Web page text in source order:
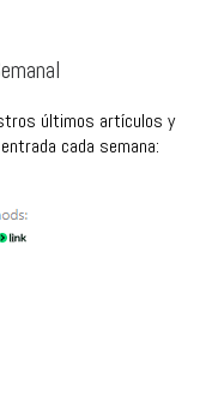
últimos artículos y
cada semana: